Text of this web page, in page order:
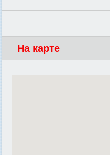
На карте